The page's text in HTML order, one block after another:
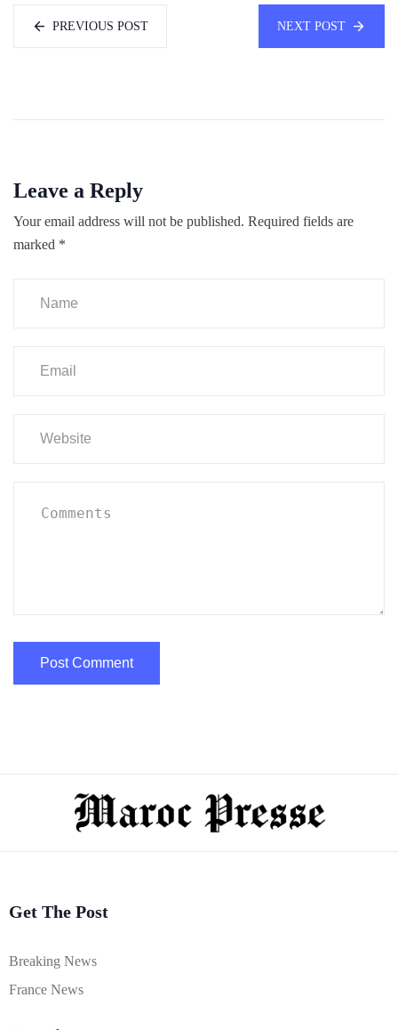
PREVIOUS POST NEXT POST
Leave a Reply
Your email address will not be published. Required fields are
marked *
Get The Post
Breaking News
France News